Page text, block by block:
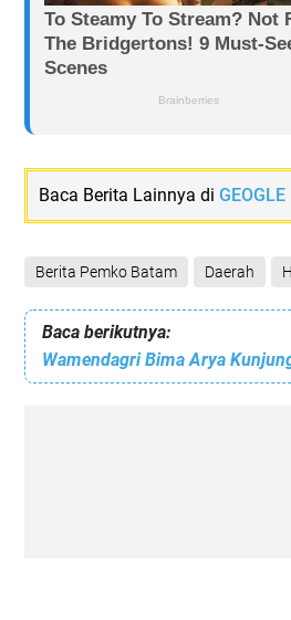
Baca Berita Lainnya di GEOGLE
Berita Pemko Batam Daerah
Baca berikutnya: